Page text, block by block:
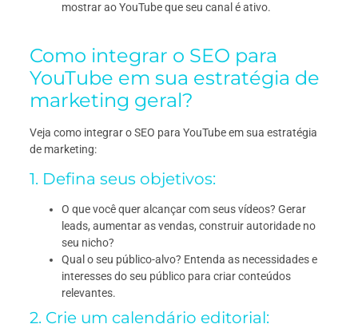
mostrar ao YouTube que seu canal é ativo.
Como integrar o SEO para
YouTube em sua estratégia de
marketing geral?
Veja como integrar o SEO para YouTube em sua estratégia
de marketing:
1. Defina seus objetivos:
O que você quer alcançar com seus vídeos? Gerar
leads, aumentar as vendas, construir autoridade no
seu nicho?
Qual o seu público-alvo? Entenda as necessidades e
interesses do seu público para criar conteúdos
relevantes.
2. Crie um calendário editorial: